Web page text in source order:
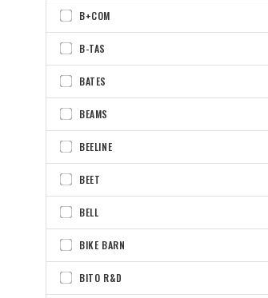
B+COM
B-TAS
BATES
BEAMS
BEELINE
BEET
BELL
BIKE BARN
BITO R&D